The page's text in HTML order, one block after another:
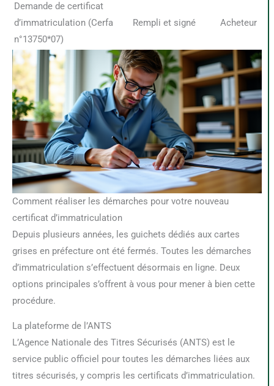
Demande de certificat
d’immatriculation (Cerfa
n°13750*07)
Rempli et signé Acheteur
Comment réaliser les démarches pour votre nouveau
certificat d’immatriculation
Depuis plusieurs années, les guichets dédiés aux cartes
grises en préfecture ont été fermés. Toutes les démarches
d’immatriculation s’effectuent désormais en ligne. Deux
options principales s’offrent à vous pour mener à bien cette
procédure.
La plateforme de l’ANTS
L’Agence Nationale des Titres Sécurisés (ANTS) est le
service public officiel pour toutes les démarches liées aux
titres sécurisés, y compris les certificats d’immatriculation.